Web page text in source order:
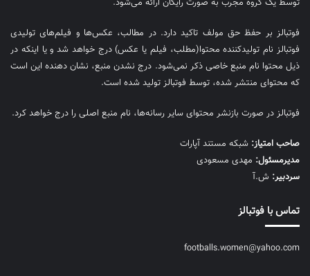
فوتبالز بر حفظ حق مولف تاکید دارد. در مطالب، عکس‌ها و فیلم‌های تولیدی
فوتبالز نام تولیدکننده محتوا(مطلب، فیلم یا عکس) درج خواهد شد و یا اینکه در
ذیل محتوا نام منبع خاصی ذکر نمی‌‎شود. درج نشدن منبع، نشان دهنده این است
که محتوای منتشر شده، توسط فوتبالز تولید شده است.
فوتبالز در صورت بازنشر محتوای سایر رسانه‌ها، نام منبع اصلی را درج خواهد کرد.
صاحب امتیاز: شبکه مستند آپارات
مديرمسئول: مهدی مسعودی
سردبیر: ش.آ
تماس با فوتبالز
footballs.women@yahoo.com